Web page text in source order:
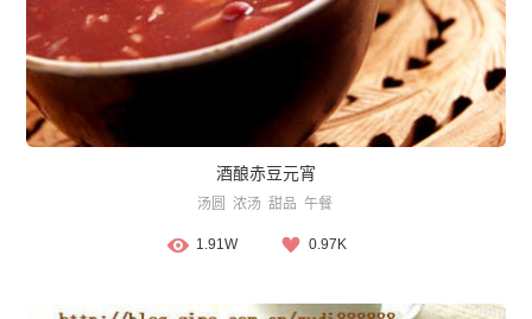
酒酿赤豆元宵
汤圆 浓汤 甜品 午餐
1.91W 0.97K